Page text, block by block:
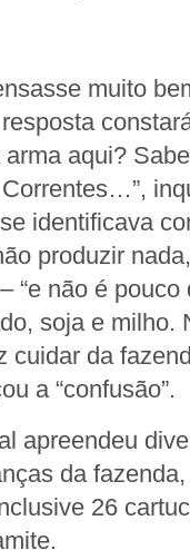
muito
aqui?
identificava
produzir
“e não é pouco
soja e milho.
cuidar da
a “confusão”.
apreendeu
da
26